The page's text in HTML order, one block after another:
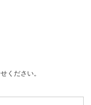
ください。